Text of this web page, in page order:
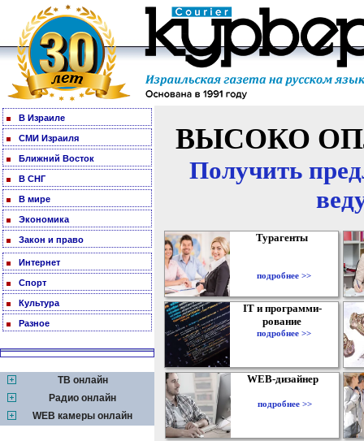
В Израиле
СМИ Израиля
Ближний Восток
В СНГ
В мире
Экономика
Закон и право
Интернет
Спорт
Культура
Разное
ТВ онлайн
Радио онлайн
WEB камеры онлайн
ВЫСОКО
Получить
Турагенты
подробнее >>
IT и программи-
рование
подробнее >>
WEB-дизайнер
подробнее >>